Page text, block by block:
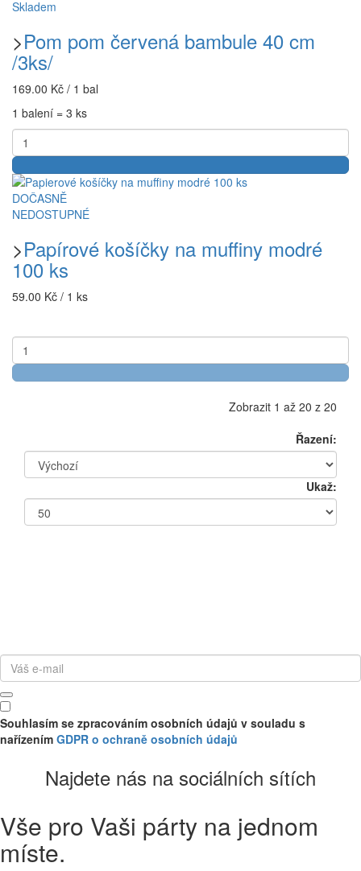
Skladem
>Pom pom červená bambule 40 cm
/3ks/
169.00 Kč / 1 bal
1 balení = 3 ks
DOČASNĚ
NEDOSTUPNÉ
>Papírové košíčky na muffiny modré
100 ks
59.00 Kč / 1 ks
Zobrazit 1 až 20 z 20
Řazení:
Ukaž:
Souhlasím se zpracováním osobních údajů v souladu s
nařízením GDPR o ochraně osobních údajů
Najdete nás na sociálních sítích
Vše pro Vaši párty na jednom
míste.